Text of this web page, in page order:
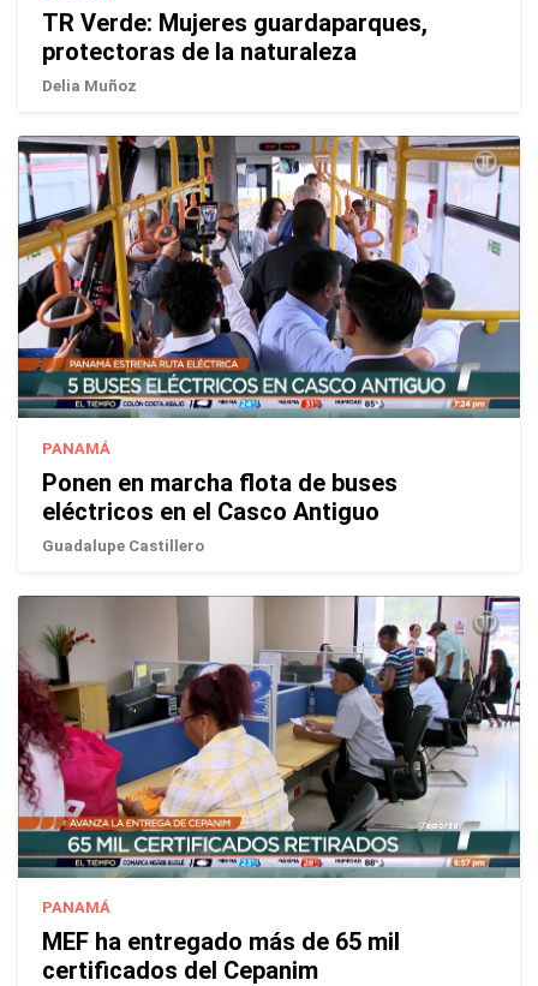
TR Verde: Mujeres guardaparques,
protectoras de la naturaleza
Delia Muñoz
PANAMÁ
Ponen en marcha flota de buses
eléctricos en el Casco Antiguo
Guadalupe Castillero
PANAMÁ
MEF ha entregado más de 65 mil
certificados del Cepanim